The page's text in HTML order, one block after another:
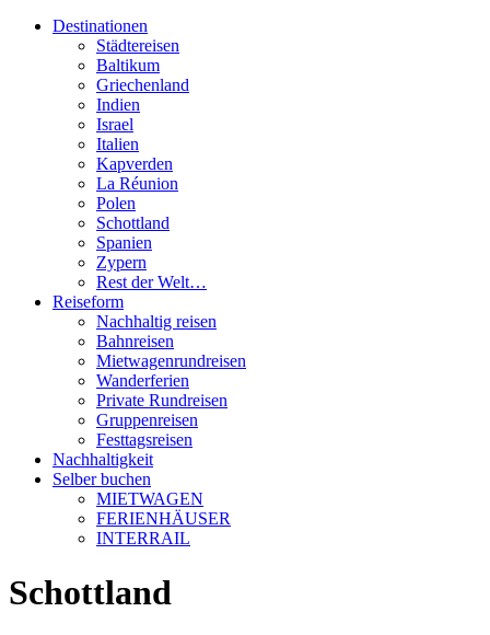
Destinationen
Städtereisen
Baltikum
Griechenland
Indien
Israel
Italien
Kapverden
La Réunion
Polen
Schottland
Spanien
Zypern
Rest der Welt…
Reiseform
Nachhaltig reisen
Bahnreisen
Mietwagenrundreisen
Wanderferien
Private Rundreisen
Gruppenreisen
Festtagsreisen
Nachhaltigkeit
Selber buchen
MIETWAGEN
FERIENHÄUSER
INTERRAIL
Schottland